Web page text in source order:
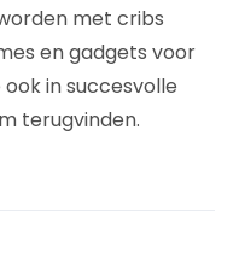
met cribs
en gadgets voor
in succesvolle
terugvinden.